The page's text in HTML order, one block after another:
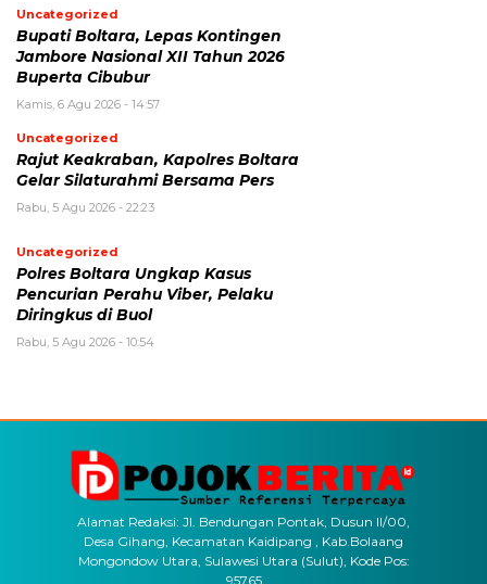
Uncategorized
Bupati Boltara, Lepas Kontingen
Jambore Nasional XII Tahun 2026
Buperta Cibubur
Kamis, 6 Agu 2026 - 14:57
Uncategorized
Rajut Keakraban, Kapolres Boltara
Gelar Silaturahmi Bersama Pers
Rabu, 5 Agu 2026 - 22:23
Uncategorized
Polres Boltara Ungkap Kasus
Pencurian Perahu Viber, Pelaku
Diringkus di Buol
Rabu, 5 Agu 2026 - 10:54
Alamat Redaksi: Jl. Bendungan Pontak, Dusun II/00,
Desa Gihang, Kecamatan Kaidipang , Kab.Bolaang
Mongondow Utara, Sulawesi Utara (Sulut), Kode Pos:
95765